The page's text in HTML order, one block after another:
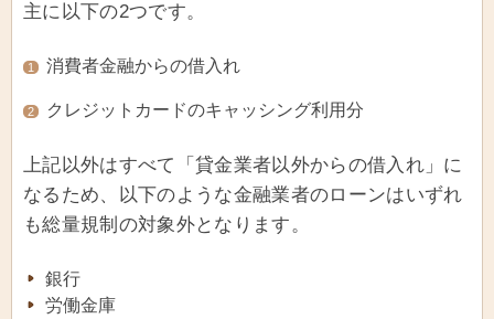
主に以下の2つです。
1 消費者金融からの借入れ
2 クレジットカードのキャッシング利用分
上記以外はすべて「貸金業者以外からの借入れ」に
なるため、以下のような金融業者のローンはいずれ
も総量規制の対象外となります。
銀行
労働金庫